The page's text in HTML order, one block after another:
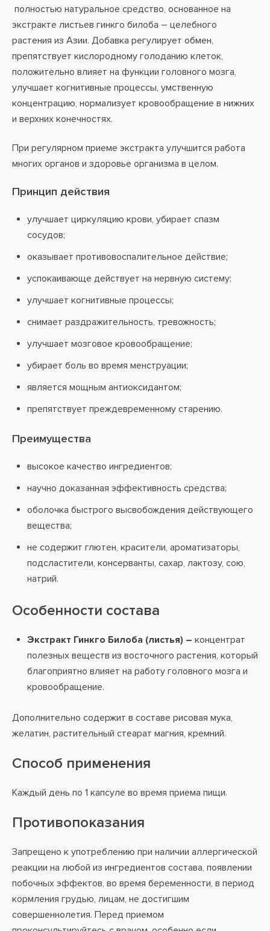
полностью натуральное средство, основанное на
экстракте листьев гинкго билоба – целебного
растения из Азии. Добавка регулирует обмен,
препятствует кислородному голоданию клеток,
положительно влияет на функции головного мозга,
улучшает когнитивные процессы, умственную
концентрацию, нормализует кровообращение в нижних
и верхних конечностях.
При регулярном приеме экстракта улучшится работа
многих органов и здоровье организма в целом.
Принцип действия
улучшает циркуляцию крови, убирает спазм
сосудов;
оказывает противовоспалительное действие;
успокаивающе действует на нервную систему;
улучшает когнитивные процессы;
снимает раздражительность, тревожность;
улучшает мозговое кровообращение;
убирает боль во время менструации;
является мощным антиоксидантом;
препятствует преждевременному старению.
Преимущества
высокое качество ингредиентов;
научно доказанная эффективность средства;
оболочка быстрого высвобождения действующего
вещества;
не содержит глютен, красители, ароматизаторы,
подсластители, консерванты, сахар, лактозу, сою,
натрий.
Особенности состава
Экстракт Гинкго Билоба (листья) – концентрат
полезных веществ из восточного растения, который
благоприятно влияет на работу головного мозга и
кровообращение.
Дополнительно содержит в составе рисовая мука,
желатин, растительный стеарат магния, кремний.
Способ применения
Каждый день по 1 капсуле во время приема пищи.
Противопоказания
Запрещено к употреблению при наличии аллергической
реакции на любой из ингредиентов состава, появлении
побочных эффектов, во время беременности, в период
кормления грудью, лицам, не достигшим
совершеннолетия. Перед приемом